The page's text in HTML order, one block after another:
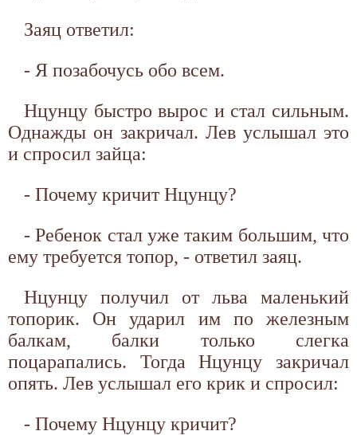
Заяц ответил:
- Я позабочусь обо всем.
Нцунцу быстро вырос и стал сильным.
Однажды он закричал. Лев услышал это
и спросил зайца:
- Почему кричит Нцунцу?
- Ребенок стал уже таким большим, что
ему требуется топор, - ответил заяц.
Нцунцу получил от льва маленький
топорик. Он ударил им по железным
балкам, балки только слегка
поцарапались. Тогда Нцунцу закричал
опять. Лев услышал его крик и спросил:
- Почему Нцунцу кричит?